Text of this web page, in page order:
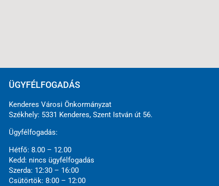
ÜGYFÉLFOGADÁS
Kenderes Városi Önkormányzat
Székhely: 5331 Kenderes, Szent István út 56.
Ügyfélfogadás:
Hétfő: 8.00 – 12.00
Kedd: nincs ügyfélfogadás
Szerda: 12:30 – 16:00
Csütörtök: 8:00 – 12:00